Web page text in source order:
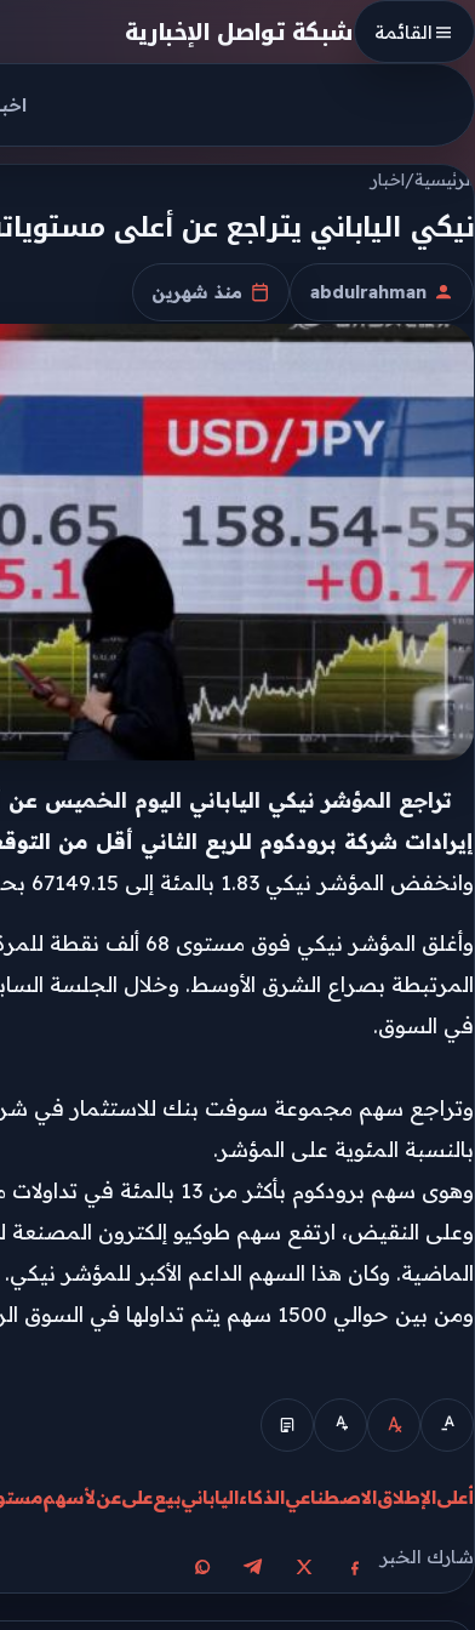
Skip to contentشبكة تواصل الإخبارية القائمة
الرئيسية/اخبار
نيكي الياباني يتراجع عن أعلى
الكاتب
abdulrahman
تاريخ النشر
منذ شهرين
تراجع المؤشر نيكي الياباني اليوم الخميس
‌إيرادات شركة برودكوم للربع الثاني أقل من
وانخفض المؤشر نيكي 1.83 بالمئة إلى 67149.15 ​بحلول الساعة 0143 بتوقيت جرينتش. وهبط المؤشر توبكس ⁠الأوسع نطاقا 1.28 بالمئة إلى 3944.95.
وأغلق المؤشر نيكي
في السوق.
وتراجع سهم مجموعة سوفت بنك للاستثمار ‌في
بالنسبة المئوية على المؤشر.
وهوى سهم برودكوم بأكثر من 13 بالمئة في تداولات ​ما بعد الإغلاق ​بعد أن ⁠خيبت الشركة المصنعة للرقائق توقعات وول ستريت بشأن إيرادات الربع الثاني.
الماضية. وكان هذا السهم الداعم الأكبر للمؤشر ⁠نيكي.
ومن ​بين حوالي 1500 سهم يتم ​تداولها في السوق الرئيسية لبورصة طوكيو، انخفض 64 بالمئة وارتفع 32 بالمئة ​وظل اثنان بالمئة دون تغيير.
الوضع المبسط
أعلىالإطلاقالاصطناعيالذكاءاليابانيبيععلىعنلأسهم
شارك الخبر
مشاركة على فيسبوك
مشاركة على Xمشاركة على تيليجرام
مشاركة على واتساب